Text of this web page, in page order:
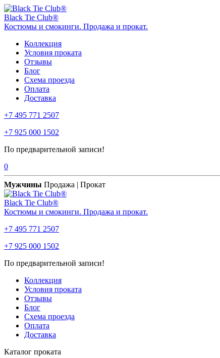
Black Tie Club®
Костюмы и смокинги. Продажа и прокат.
Коллекция
Условия проката
Отзывы
Блог
Схема проезда
Оплата
Доставка
+7 495 771 2507
+7 925 000 1502
По предварительной записи!
0
Мужчины Продажа | Прокат
Black Tie Club®
Костюмы и смокинги. Продажа и прокат.
+7 495 771 2507
+7 925 000 1502
По предварительной записи!
Коллекция
Условия проката
Отзывы
Блог
Схема проезда
Оплата
Доставка
Каталог проката